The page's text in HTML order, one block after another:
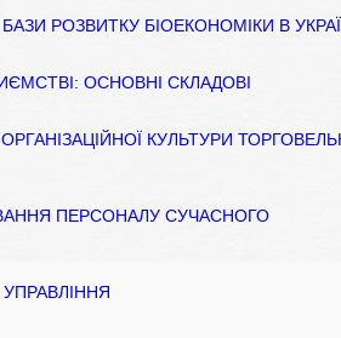
РОЗВИТКУ БІОЕКОНОМІКИ В
ОСНОВНІ СКЛАДОВІ
КУЛЬТУРИ
ПЕРСОНАЛУ СУЧАСНОГО